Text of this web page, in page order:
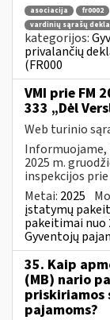
asociacija fr0002
vardinių sąrašų
kategorijos:
privalančių
(FR000
VMI prie FM
333 „Dėl
Web turinio
Informuojame,
2025 m.
inspekcijos
Metai: 2025
įstatymų
pakeitimai nuo
Gyventojų
35. Kaip
(MB) nario
priskiriamos
pajamoms?